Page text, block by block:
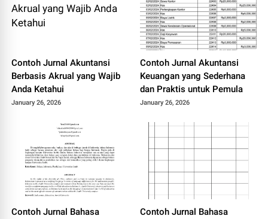
Contoh Jurnal Akuntansi
Berbasis Akrual yang Wajib
Anda Ketahui
January 26, 2026
Contoh Jurnal Akuntansi
Keuangan yang Sederhana
dan Praktis untuk Pemula
January 26, 2026
Contoh Jurnal Bahasa
Contoh Jurnal Bahasa